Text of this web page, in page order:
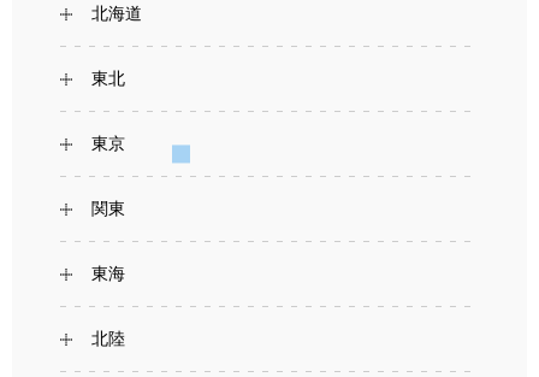
北海道
東北
東京
関東
東海
北陸